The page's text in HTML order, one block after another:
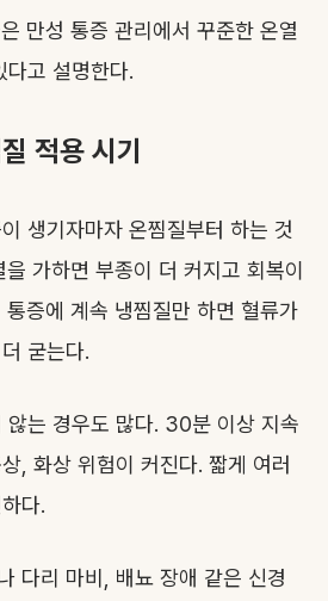
만성 통증 관리에서 꾸준한 온열
고 설명한다.
적용 시기
생기자마자 온찜질부터 하는 것
가하면 부종이 더 커지고 회복이
증에 계속 냉찜질만 하면 혈류가
굳는다.
않는 경우도 많다. 30분 이상 지속
, 화상 위험이 커진다. 짧게 여러
다.
다리 마비, 배뇨 장애 같은 신경